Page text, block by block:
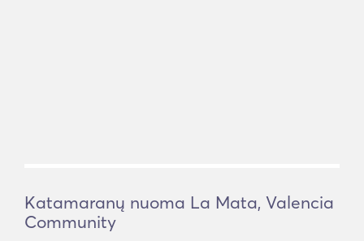
Katamaranų nuoma La Mata, Valencia
Community